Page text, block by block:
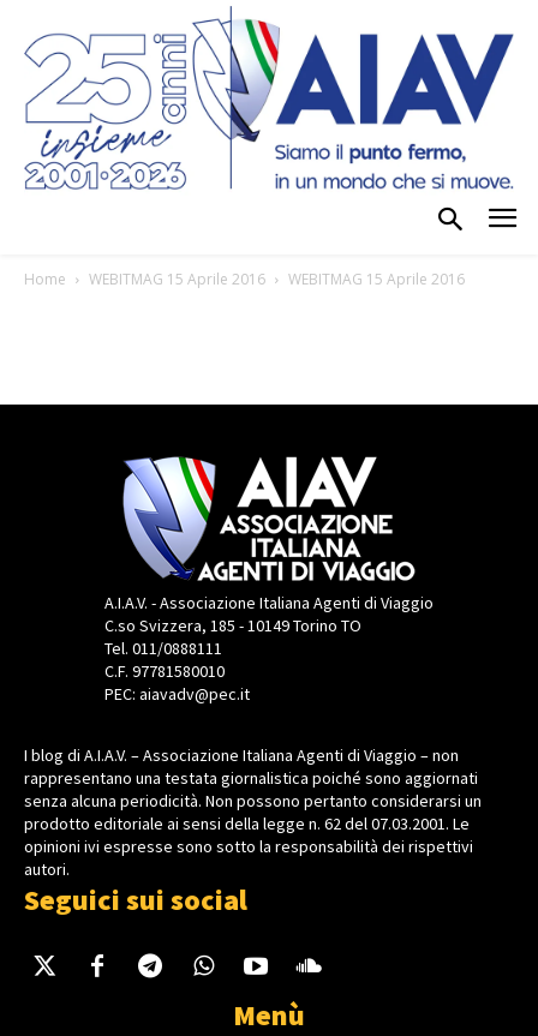
Home WEBITMAG 15 Aprile 2016 WEBITMAG 15 Aprile 2016
A.I.A.V. - Associazione Italiana Agenti di Viaggio
C.so Svizzera, 185 - 10149 Torino TO
Tel. 011/0888111
C.F. 97781580010
PEC: aiavadv@pec.it
I blog di A.I.A.V. – Associazione Italiana Agenti di Viaggio – non
rappresentano una testata giornalistica poiché sono aggiornati
senza alcuna periodicità. Non possono pertanto considerarsi un
prodotto editoriale ai sensi della legge n. 62 del 07.03.2001. Le
opinioni ivi espresse sono sotto la responsabilità dei rispettivi
autori.
Seguici sui social
Menù